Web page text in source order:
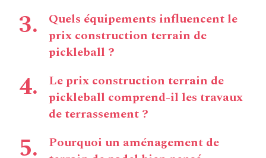
Quels équipements influencent le
prix construction terrain de
pickleball ?
Le prix construction terrain de
pickleball comprend-il les travaux
de terrassement ?
Pourquoi un aménagement de